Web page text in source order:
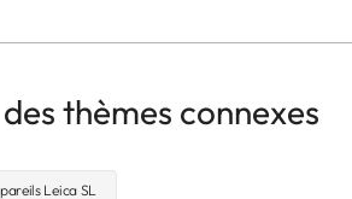
thèmes connexes
Leica SL